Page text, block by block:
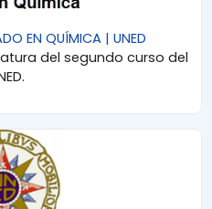
EN QUÍMICA | UNED
del segundo curso del
EN QUÍMICA | UNED